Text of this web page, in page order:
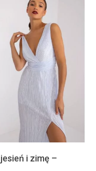
i zimę –